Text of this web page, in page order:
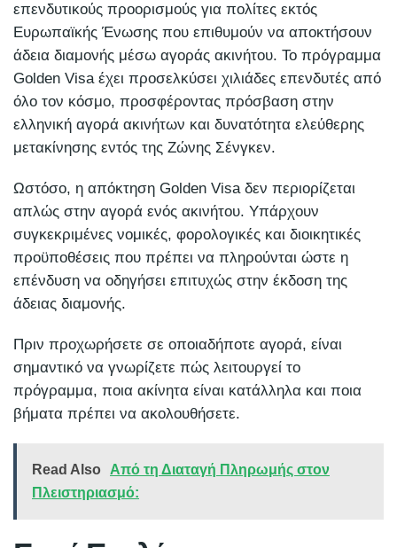
επενδυτικούς προορισμούς για πολίτες εκτός
Ευρωπαϊκής Ένωσης που επιθυμούν να αποκτήσουν
άδεια διαμονής μέσω αγοράς ακινήτου. Το πρόγραμμα
Golden Visa έχει προσελκύσει χιλιάδες επενδυτές από
όλο τον κόσμο, προσφέροντας πρόσβαση στην
ελληνική αγορά ακινήτων και δυνατότητα ελεύθερης
μετακίνησης εντός της Ζώνης Σένγκεν.
Ωστόσο, η απόκτηση Golden Visa δεν περιορίζεται
απλώς στην αγορά ενός ακινήτου. Υπάρχουν
συγκεκριμένες νομικές, φορολογικές και διοικητικές
προϋποθέσεις που πρέπει να πληρούνται ώστε η
επένδυση να οδηγήσει επιτυχώς στην έκδοση της
άδειας διαμονής.
Πριν προχωρήσετε σε οποιαδήποτε αγορά, είναι
σημαντικό να γνωρίζετε πώς λειτουργεί το
πρόγραμμα, ποια ακίνητα είναι κατάλληλα και ποια
βήματα πρέπει να ακολουθήσετε.
Read Also
Από τη Διαταγή Πληρωμής στον
Πλειστηριασμό: